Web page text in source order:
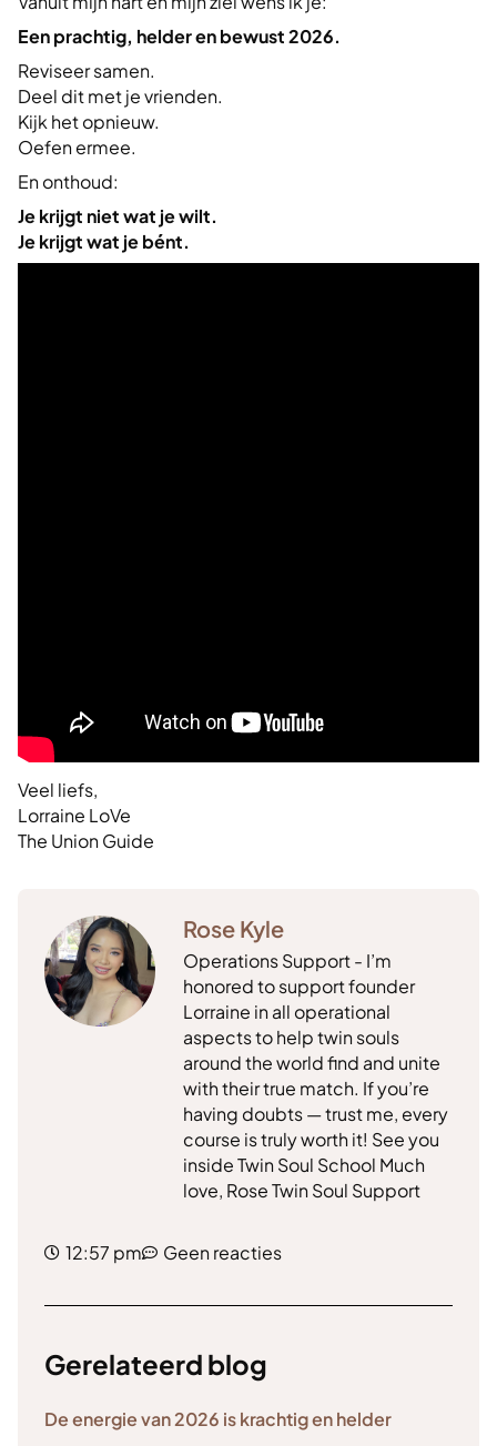
Een prachtig, helder en bewust 2026.
Reviseer samen.
Deel dit met je vrienden.
Kijk het opnieuw.
Oefen ermee.
En onthoud:
Je krijgt niet wat je wilt.
Je krijgt wat je bént.
Veel liefs,
Lorraine LoVe
The Union Guide
Rose Kyle
Operations Support - I’m
honored to support founder
Lorraine in all operational
aspects to help twin souls
around the world find and unite
with their true match. If you’re
having doubts — trust me, every
course is truly worth it! See you
inside Twin Soul School Much
love, Rose Twin Soul Support
12:57 pm Geen reacties
Gerelateerd blog
De energie van 2026 is krachtig en helder